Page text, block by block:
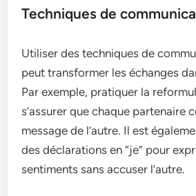
Techniques de
Utiliser des techniques de
peut transformer les échanges
Par exemple, pratiquer la
s’assurer que chaque partenaire
message de l’autre. Il est
des déclarations en “je” pour
sentiments sans accuser l’autre.